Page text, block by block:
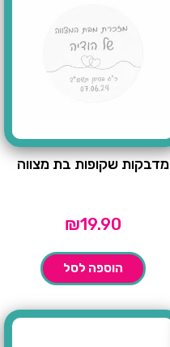
מדבקות שקופות בת מצווה
₪19.90
הוספה לסל